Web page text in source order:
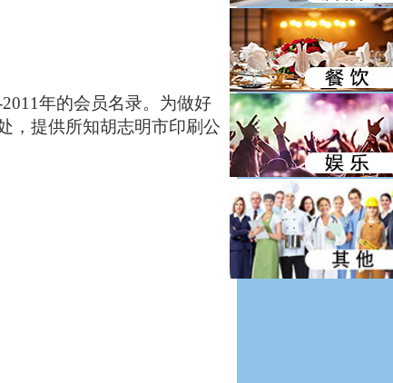
年的会员名录。为做好
，提供所知胡志明市印刷公